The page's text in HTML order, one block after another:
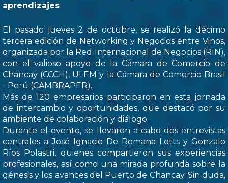
aprendizajes
El pasado jueves 2 de octubre, se realizó la décimo
tercera edición de Networking y Negocios entre Vinos,
organizada por la Red Internacional de Negocios (RIN),
con el valioso apoyo de la Cámara de Comercio de
Chancay (CCCH), ULEM y la Cámara de Comercio Brasil
- Perú (CAMBRAPER).
Más de 120 empresarios participaron en esta jornada
de intercambio y oportunidades, que destacó por su
ambiente de colaboración y diálogo.
Durante el evento, se llevaron a cabo dos entrevistas
centrales a José Ignacio De Romana Letts y Gonzalo
Ríos Polastri, quienes compartieron sus experiencias
profesionales, así como una mirada profunda sobre la
génesis y los avances del Puerto de Chancay. Sin duda,